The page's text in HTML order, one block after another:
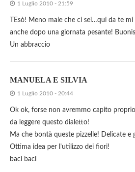
1 Luglio 2010 - 21:59
TEsò! Meno male che ci sei…qui da te
anche dopo una giornata pesante!
Un abbraccio
MANUELA E SILVIA
1 Luglio 2010 - 20:44
Ok ok, forse non avremmo capito
da leggere questo dialetto!
Ma che bontà queste pizzelle! Delicate e
Ottima idea per l'utilizzo dei fiori!
baci baci